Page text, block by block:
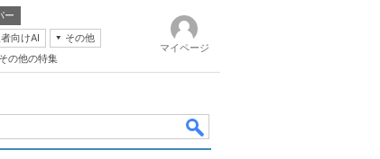
ー
向けAI
その他
その他の特集
マイページ